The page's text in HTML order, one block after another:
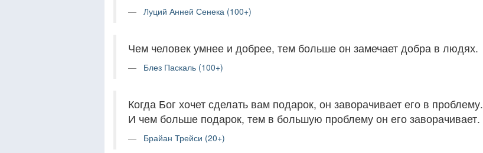
Луций Анней Сенека (100+)
Чем человек умнее и добрее, тем больше он замечает добра в людях.
Блез Паскаль (100+)
Когда Бог хочет сделать вам подарок, он заворачивает его в проблему.
И чем больше подарок, тем в большую проблему он его заворачивает.
Брайан Трейси (20+)